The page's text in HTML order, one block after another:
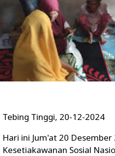
Tebing Tinggi, 20-12-2024
Hari ini Jum'at 20
Kesetiakawanan Sosial